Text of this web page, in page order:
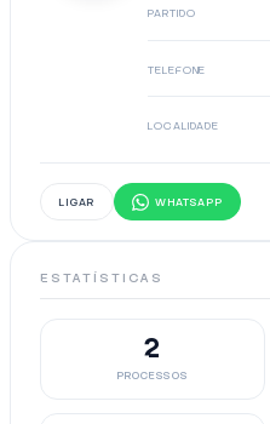
PARTIDO
TELEFONE
LOCALIDADE
LIGAR WHATSAPP
ESTATÍSTICAS
2
PROCESSOS